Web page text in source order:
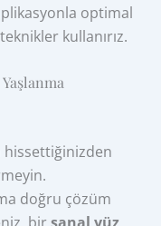
optimal
kullanırız.
hissettiğinizden
doğru çözüm